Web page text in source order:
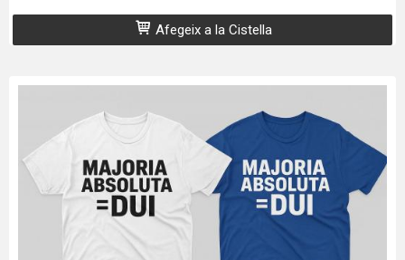
Afegeix a la Cistella